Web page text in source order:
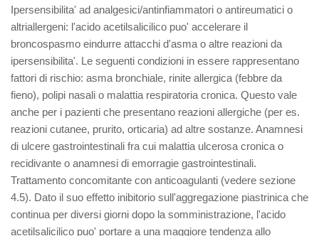
Ipersensibilita' ad analgesici/antinfiammatori o antireumatici o
altriallergeni: l'acido acetilsalicilico puo' accelerare il
broncospasmo eindurre attacchi d'asma o altre reazioni da
ipersensibilita'. Le seguenti condizioni in essere rappresentano
fattori di rischio: asma bronchiale, rinite allergica (febbre da
fieno), polipi nasali o malattia respiratoria cronica. Questo vale
anche per i pazienti che presentano reazioni allergiche (per es.
reazioni cutanee, prurito, orticaria) ad altre sostanze. Anamnesi
di ulcere gastrointestinali fra cui malattia ulcerosa cronica o
recidivante o anamnesi di emorragie gastrointestinali.
Trattamento concomitante con anticoagulanti (vedere sezione
4.5). Dato il suo effetto inibitorio sull'aggregazione piastrinica che
continua per diversi giorni dopo la somministrazione, l'acido
acetilsalicilico puo' portare a una maggiore tendenza allo